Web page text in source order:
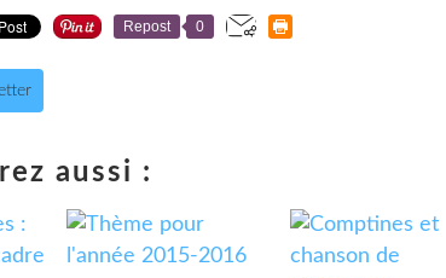
Repost 0
aussi :